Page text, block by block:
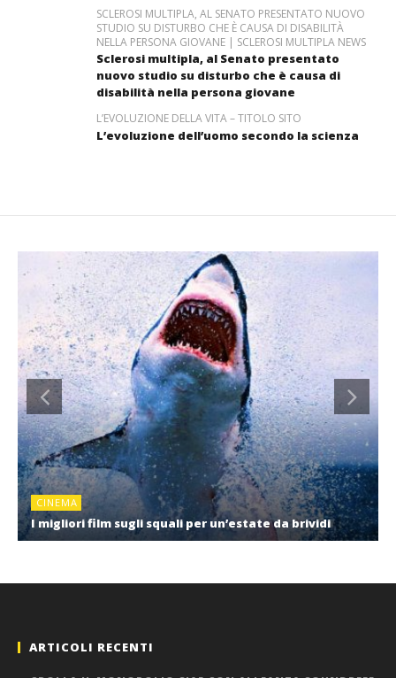
SCLEROSI MULTIPLA, AL SENATO PRESENTATO NUOVO
STUDIO SU DISTURBO CHE È CAUSA DI DISABILITÀ
NELLA PERSONA GIOVANE | SCLEROSI MULTIPLA NEWS
Sclerosi multipla, al Senato presentato
nuovo studio su disturbo che è causa di
disabilità nella persona giovane
L’EVOLUZIONE DELLA VITA – TITOLO SITO
L’evoluzione dell’uomo secondo la scienza
CINEMA
I migliori film sugli squali per un’estate da brividi
ARTICOLI RECENTI